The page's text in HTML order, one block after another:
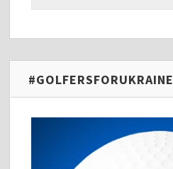
#GOLFERSFORUKRAINE